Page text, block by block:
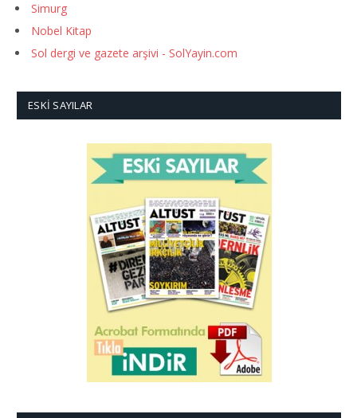
Simurg
Nobel Kitap
Sol dergi ve gazete arşivi - SolYayin.com
ESKI SAYILAR